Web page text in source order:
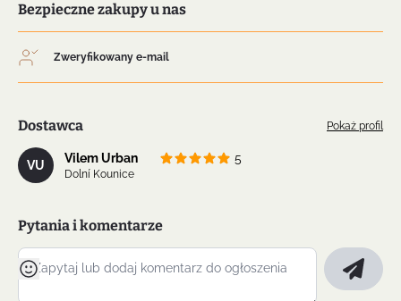
Bezpieczne zakupy u nas
Zweryfikowany e-mail
Dostawca Pokaż profil
VU Vilem Urban 5
Dolní Kounice
Pytania i komentarze